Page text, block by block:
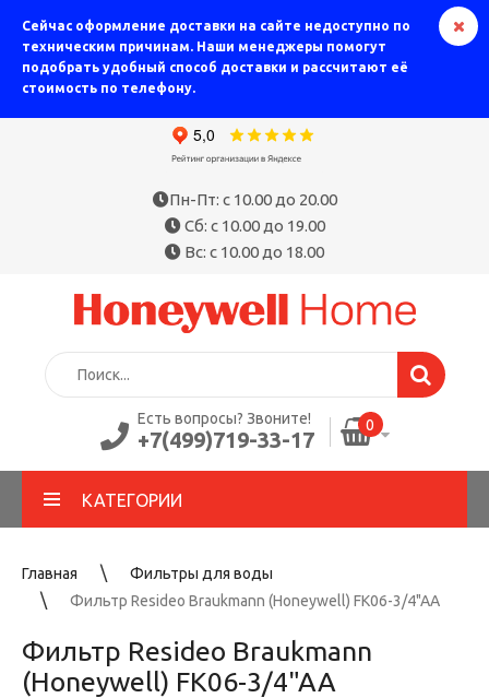
Сейчас оформление доставки на сайте недоступно по
техническим причинам. Наши менеджеры помогут
подобрать удобный способ доставки и рассчитают её
стоимость по телефону.
Пн-Пт: с 10.00 до 20.00
Сб: с 10.00 до 19.00
Вс: с 10.00 до 18.00
Есть вопросы? Звоните!
+7(499)719-33-17
0
КАТЕГОРИИ
Главная
Фильтры для воды
Фильтр Resideo Braukmann (Honeywell) FK06-3/4"AA
Фильтр Resideo Braukmann
(Honeywell) FK06-3/4"AA